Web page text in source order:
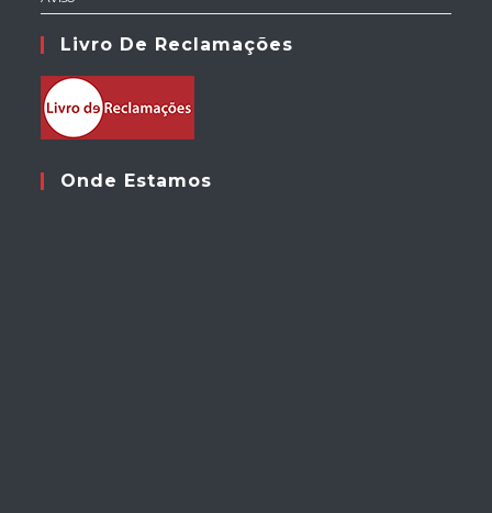
Livro De Reclamações
Onde Estamos